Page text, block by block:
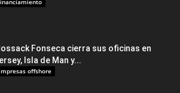
Fonseca cierra sus oficinas en
Isla de Man y...
offshore